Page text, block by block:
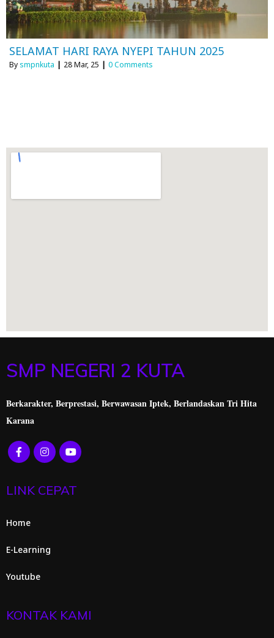
SELAMAT HARI RAYA NYEPI TAHUN 2025
By smpnkuta | 28Mar, 25 | 0 Comments
SMP NEGERI 2 KUTA
Berkarakter, Berprestasi, Berwawasan Iptek, Berlandaskan Tri Hita
Karana
LINK CEPAT
Home
E-Learning
Youtube
KONTAK KAMI